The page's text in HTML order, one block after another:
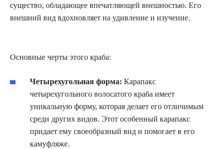
существо, обладающее впечатляющей внешностью. Его
внешний вид вдохновляет на удивление и изучение.
Основные черты этого краба:
Четырехугольная форма: Карапакс
четырехугольного волосатого краба имеет
уникальную форму, которая делает его отличимым
среди других видов. Этот особенный карапакс
придает ему своеобразный вид и помогает в его
камуфляже.